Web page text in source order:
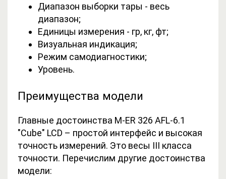
Диапазон выборки тары - весь
диапазон;
Единицы измерения - гр, кг, фт;
Визуальная индикация;
Режим самодиагностики;
Уровень.
Преимущества модели
Главные достоинства M-ER 326 AFL-6.1
"Cube" LCD – простой интерфейс и высокая
точность измерений. Это весы III класса
точности. Перечислим другие достоинства
модели: